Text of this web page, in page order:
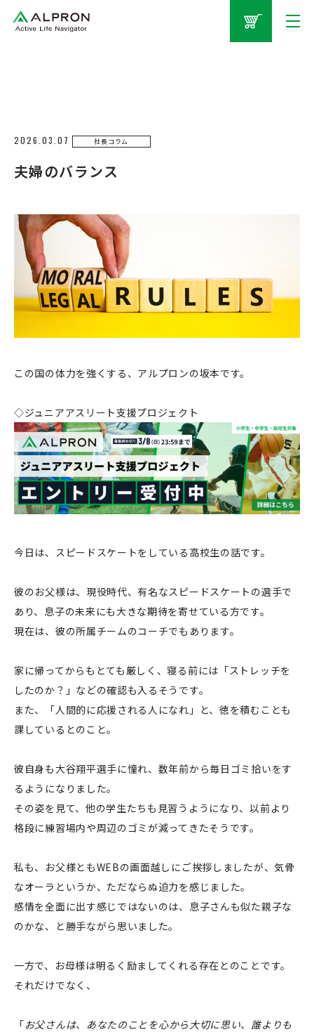
2026.03.07 社長コラム
夫婦のバランス
この国の体力を強くする、アルプロンの坂本です。
◇ジュニアアスリート支援プロジェクト
今日は、スピードスケートをしている高校生の話です。
彼のお父様は、現役時代、有名なスピードスケートの選手で
あり、息子の未来にも大きな期待を寄せている方です。
現在は、彼の所属チームのコーチでもあります。
家に帰ってからもとても厳しく、寝る前には「ストレッチを
したのか？」などの確認も入るそうです。
また、「人間的に応援される人になれ」と、徳を積むことも
課しているとのこと。
彼自身も大谷翔平選手に憧れ、数年前から毎日ゴミ拾いをす
るようになりました。
その姿を見て、他の学生たちも見習うようになり、以前より
格段に練習場内や周辺のゴミが減ってきたそうです。
私も、お父様ともWEBの画面越しにご挨拶しましたが、気骨
なオーラというか、ただならぬ迫力を感じました。
感情を全面に出す感じではないのは、息子さんも似た親子な
のかな、と勝手ながら思いました。
一方で、お母様は明るく励ましてくれる存在とのことです。
それだけでなく、
「お父さんは、あなたのことを心から大切に思い、誰よりも